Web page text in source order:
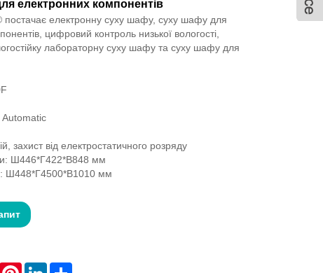
електронних компонентів
електронну суху шафу, суху шафу для
цифровий контроль низької вологості,
лабораторну суху шафу та суху шафу для
Automatic
захист від електростатичного розряду
Ш446*Г422*В848 мм
Ш448*Г4500*В1010 мм
PinterestLinkedInShare